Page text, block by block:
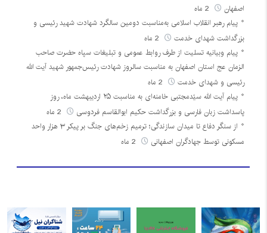
اصفهان
پیام رهبر انقلاب اسلامی به‌مناسبت دومین سالگرد شهادت شهید رئیسی و
بزرگداشت شهدای خدمت
پیام وبیانیه تسلیت از طرف روابط عمومی و تبلیغات سپاه حضرت صاحب
الزمان عج استان اصفهان به مناسبت سالروز شهادت رئیس‌جمهور شهید آیت الله
رئیسی و شهدای خدمت
پیام آیت الله سیّدمجتبی خامنه‌ای به مناسبت ۲۵ اردیبهشت ماه، روز
پاسداشت زبان فارسی و بزرگداشت حکیم ابوالقاسم فردوسی
از سنگر دفاع تا میدان سازندگی؛ ترمیم زخم‌های جنگ بر پیکر ۳ هزار واحد
مسکونی توسط جهادگران اصفهانی